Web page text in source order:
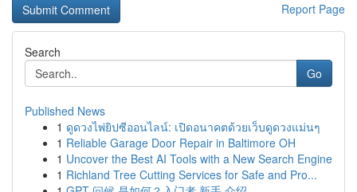
Report Page
Search
Go
Published News
1 ดูดวงไพ่ยิปซีออนไลน์: เปิดอนาคตด้วยเว็บดูดวงแม่นๆ
1 Reliable Garage Door Repair in Baltimore OH
1 Uncover the Best AI Tools with a New Search Engine
1 Richland Tree Cutting Services for Safe and Pro...